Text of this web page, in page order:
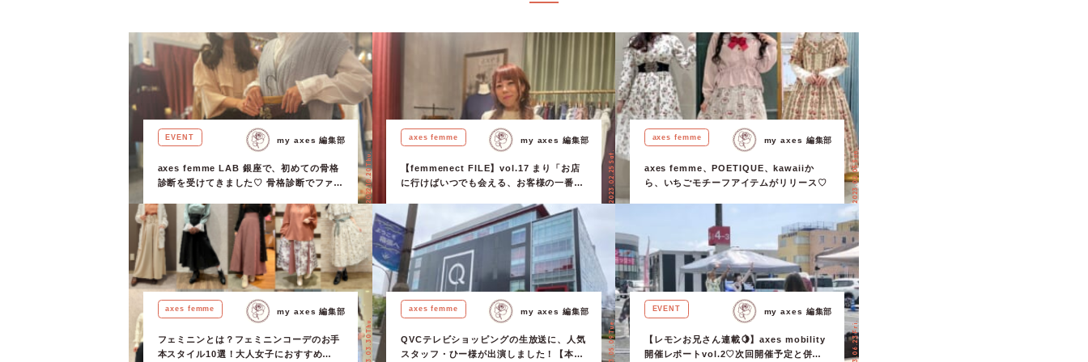
EVENT
axes femme LAB 銀座で、初めての骨格
診断を受けてきました♡ 骨格診断でファッ
レポート！
2022.10.20 Thu.
my axes 編集部 axes femme
【femmenect FILE】vol.17 まり「お店
に行けばいつでも会える、お客様の一番の
2023.02.25 Sat.
my axes 編集部 axes femme
axes femme、POETIQUE、kawaiiか
ら、いちごモチーフアイテムがリリース♡
2023.02.05 Sun.
my axes 編集部
axes femme
フェミニンとは？フェミニンコーデのお手
本スタイル10選！大人女子におすすめ
2023.03.30 Thu.
my axes 編集部 axes femme
QVCテレビショッピングの生放送に、人気
スタッフ・ひー様が出演しました！【本番
2023.05.09 Tue.
my axes 編集部 EVENT
【レモンお兄さん連載🍋】axes mobility
開催レポートvol.2♡次回開催予定と併せ
2023.06.23 Fri.
my axes 編集部